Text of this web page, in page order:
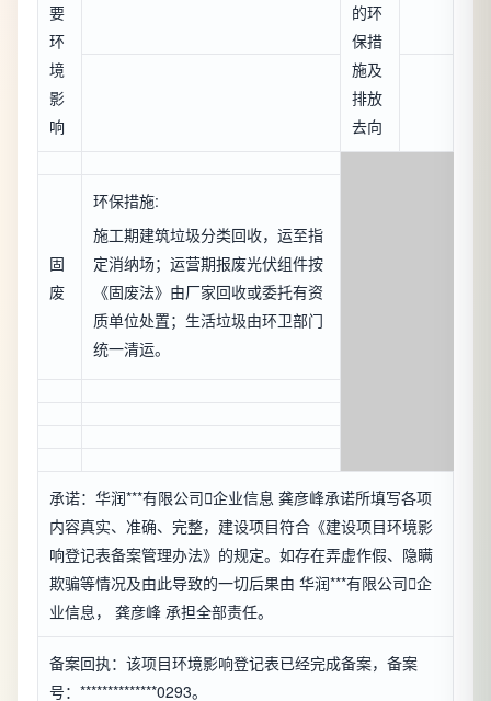
要
环
境
影
响
的环
保措
施及
排放
去向
固
废
环保措施:
施工期建筑垃圾分类回收，运至指
定消纳场；运营期报废光伏组件按
《固废法》由厂家回收或委托有资
质单位处置；生活垃圾由环卫部门
统一清运。
承诺：华润***有限公司企业信息 龚彦峰承诺所填写各项
内容真实、准确、完整，建设项目符合《建设项目环境影
响登记表备案管理办法》的规定。如存在弄虚作假、隐瞒
欺骗等情况及由此导致的一切后果由 华润***有限公司企
业信息， 龚彦峰 承担全部责任。
备案回执：该项目环境影响登记表已经完成备案，备案
号：**************0293。